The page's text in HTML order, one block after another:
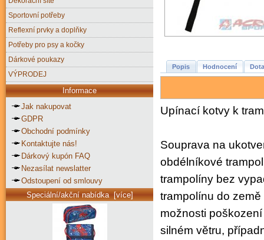
Popis Hodnocení
Upínací kotvy k
Souprava na
obdélníkové
trampolíny bez
trampolínu do
možnosti
silném větru,
Sportovní potřeby
Reflexní prvky a doplňky
Potřeby pro psy a kočky
Dárkové poukazy
VÝPRODEJ
Informace
Jak nakupovat
GDPR
Obchodní podmínky
Kontaktujte nás!
Dárkový kupón FAQ
Nezasílat newslatter
Odstoupení od smlouvy
Speciální/akční nabídka [více]